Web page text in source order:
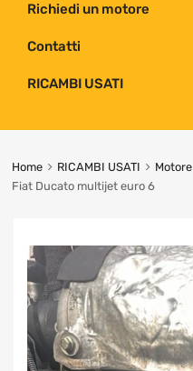
Richiedi un motore
Contatti
RICAMBI USATI
Home RICAMBI USATI Motore
Fiat Ducato multijet euro 6